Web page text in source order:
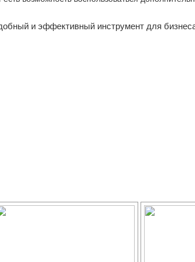
и эффективный инструмент для